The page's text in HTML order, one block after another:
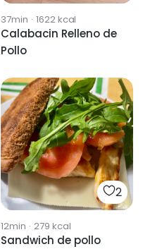
37min · 1622kcal
Calabacin Relleno de
Pollo
2
12min · 279 kcal
Sandwich de pollo